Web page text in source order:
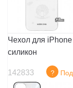
Чехол для
силикон
142833 ? Под